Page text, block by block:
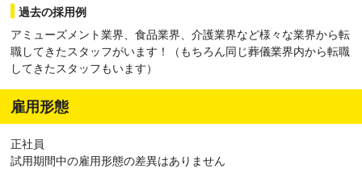
過去の採用例
アミューズメント業界、食品業界、介護業界など様々な業界から転
職してきたスタッフがいます！（もちろん同じ葬儀業界内から転職
してきたスタッフもいます）
雇用形態
正社員
試用期間中の雇用形態の差異はありません